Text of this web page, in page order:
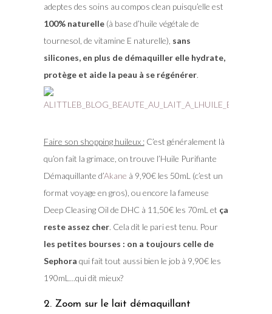
adeptes des soins au compos clean puisqu’elle est
100% naturelle(à base d’huile végétale de
tournesol, de vitamine E naturelle), sans
silicones, en plus de démaquiller elle hydrate,
protège et aide la peau à se régénérer.
Faire son shopping huileux :C’est généralement là
qu’on fait la grimace, on trouve l’Huile Purifiante
Démaquillante d’Akane à 9,90€ les 50mL (c’est un
format voyage en gros), ou encore la fameuse
Deep Cleasing Oil de DHC à 11,50€ les 70mL et ça
reste assez cher. Cela dit le pari est tenu. Pour
les petites bourses : on a toujours celle de
Sephora qui fait tout aussi bien le job à 9,90€ les
190mL…qui dit mieux?
2. Zoom sur le lait démaquillant